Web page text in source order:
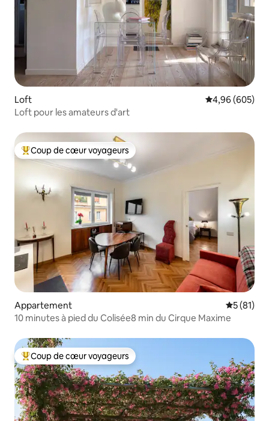
Loft Évaluation
4,96 (605)
Loft pour les amateurs d'art
Coups de cœur voyageurs les plus appréciés
Coup de cœur voyageurs
Appartement
5 (81)
10 minutes à pied du Colisée8 min du Cirque Maxime
Coups de cœur voyageurs les plus appréciés
Coup de cœur voyageurs